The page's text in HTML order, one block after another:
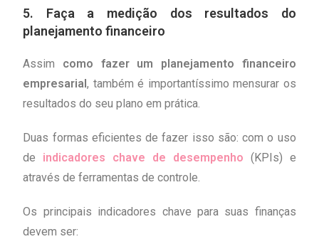
5. Faça a medição dos resultados do
planejamento financeiro
Assim como fazer um planejamento financeiro
empresarial, também é importantíssimo mensurar os
resultados do seu plano em prática.
Duas formas eficientes de fazer isso são: com o uso
de indicadores chave de desempenho (KPIs) e
através de ferramentas de controle.
Os principais indicadores chave para suas finanças
devem ser: